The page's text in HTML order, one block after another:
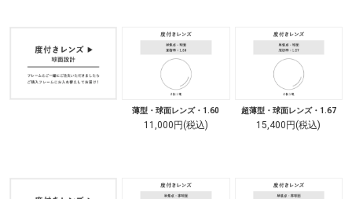
薄型・球面レンズ・1.60
11,000円(税込)
超薄型・球面レンズ・1.67
15,400円(税込)